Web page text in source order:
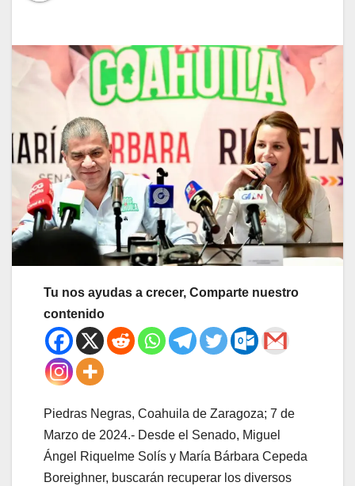
Tu nos ayudas a crecer, Comparte nuestro
contenido
Piedras Negras, Coahuila de Zaragoza; 7 de
Marzo de 2024.- Desde el Senado, Miguel
Ángel Riquelme Solís y María Bárbara Cepeda
Boreighner, buscarán recuperar los diversos